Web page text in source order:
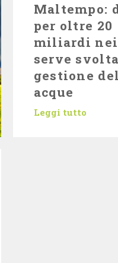
Maltempo:
per oltre 20
miliardi nei
serve
gestione
acque
Leggi tutto